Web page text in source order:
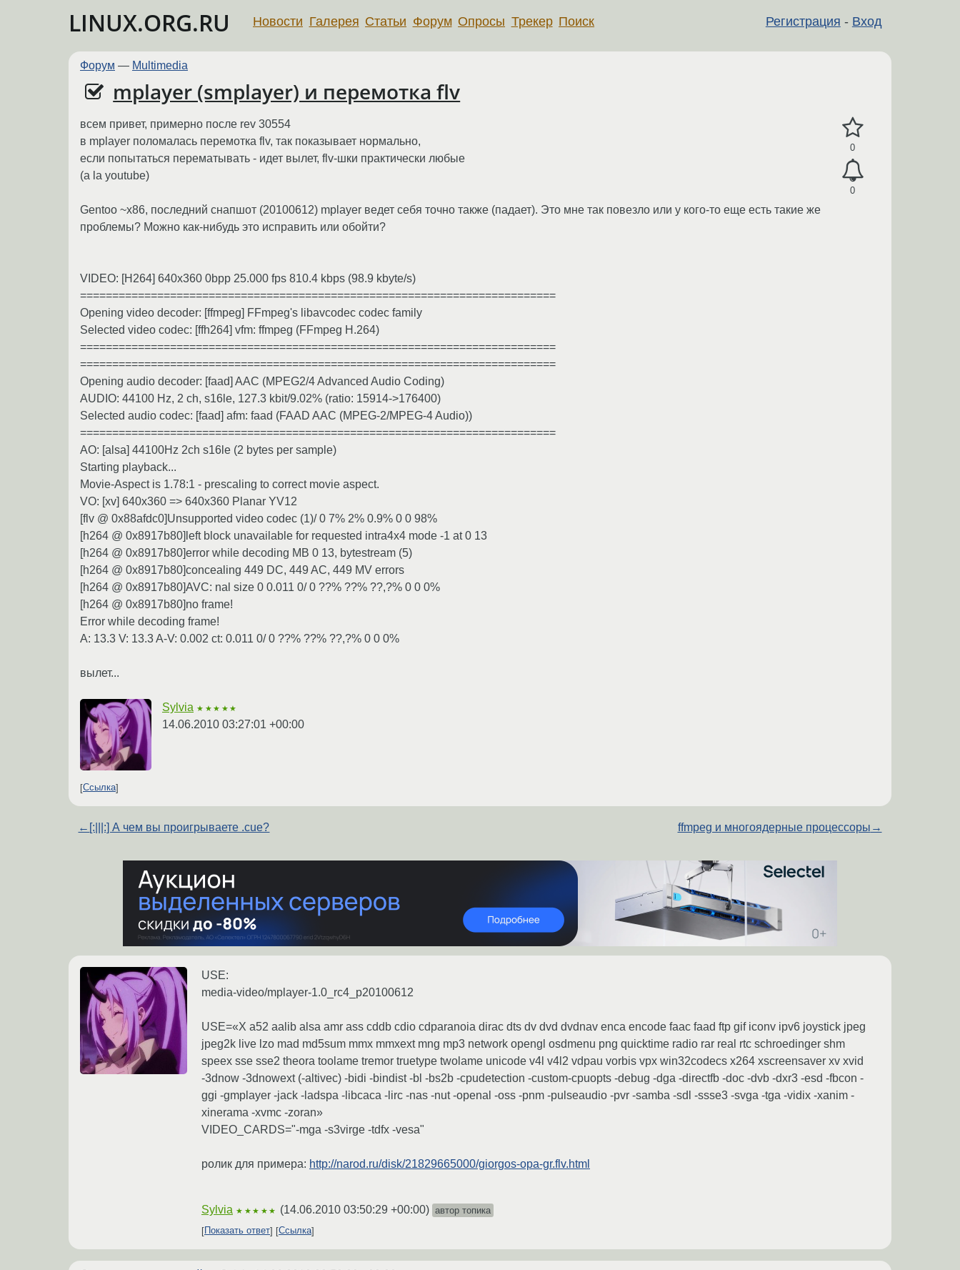
LINUX.ORG.RU Регистрация - Вход
Новости Галерея Статьи Форум Опросы Трекер Поиск
Форум — Multimedia
mplayer (smplayer) и перемотка flv
0
0
всем привет, примерно после rev 30554
в mplayer поломалась перемотка flv, так показывает нормально,
если попытаться перематывать - идет вылет, flv-шки практически любые
(a la youtube)
Gentoo ~x86, последний снапшот (20100612) mplayer ведет себя точно также (падает). Это мне так повезло или у кого-то еще есть такие же
проблемы? Можно как-нибудь это исправить или обойти?
VIDEO: [H264] 640x360 0bpp 25.000 fps 810.4 kbps (98.9 kbyte/s)
==========================================================================
Opening video decoder: [ffmpeg] FFmpeg's libavcodec codec family
Selected video codec: [ffh264] vfm: ffmpeg (FFmpeg H.264)
==========================================================================
==========================================================================
Opening audio decoder: [faad] AAC (MPEG2/4 Advanced Audio Coding)
AUDIO: 44100 Hz, 2 ch, s16le, 127.3 kbit/9.02% (ratio: 15914->176400)
Selected audio codec: [faad] afm: faad (FAAD AAC (MPEG-2/MPEG-4 Audio))
==========================================================================
AO: [alsa] 44100Hz 2ch s16le (2 bytes per sample)
Starting playback...
Movie-Aspect is 1.78:1 - prescaling to correct movie aspect.
VO: [xv] 640x360 => 640x360 Planar YV12
[flv @ 0x88afdc0]Unsupported video codec (1)/ 0 7% 2% 0.9% 0 0 98%
[h264 @ 0x8917b80]left block unavailable for requested intra4x4 mode -1 at 0 13
[h264 @ 0x8917b80]error while decoding MB 0 13, bytestream (5)
[h264 @ 0x8917b80]concealing 449 DC, 449 AC, 449 MV errors
[h264 @ 0x8917b80]AVC: nal size 0 0.011 0/ 0 ??% ??% ??,?% 0 0 0%
[h264 @ 0x8917b80]no frame!
Error while decoding frame!
A: 13.3 V: 13.3 A-V: 0.002 ct: 0.011 0/ 0 ??% ??% ??,?% 0 0 0%
вылет...
Sylvia ★★★★★
14.06.2010 03:27:01 +00:00
Ссылка
← [:|||:] А чем вы проигрываете .cue? ffmpeg и многоядерные процессоры →
USE:
media-video/mplayer-1.0_rc4_p20100612
USE=«X a52 aalib alsa amr ass cddb cdio cdparanoia dirac dts dv dvd dvdnav enca encode faac faad ftp gif iconv ipv6 joystick jpeg
jpeg2k live lzo mad md5sum mmx mmxext mng mp3 network opengl osdmenu png quicktime radio rar real rtc schroedinger shm
speex sse sse2 theora toolame tremor truetype twolame unicode v4l v4l2 vdpau vorbis vpx win32codecs x264 xscreensaver xv xvid
-3dnow -3dnowext (-altivec) -bidi -bindist -bl -bs2b -cpudetection -custom-cpuopts -debug -dga -directfb -doc -dvb -dxr3 -esd -fbcon -
ggi -gmplayer -jack -ladspa -libcaca -lirc -nas -nut -openal -oss -pnm -pulseaudio -pvr -samba -sdl -ssse3 -svga -tga -vidix -xanim -
xinerama -xvmc -zoran»
VIDEO_CARDS="-mga -s3virge -tdfx -vesa"
ролик для примера: http://narod.ru/disk/21829665000/giorgos-opa-gr.flv.html
Sylvia ★★★★★ (14.06.2010 03:50:29 +00:00) автор топика
Показать ответ
Ссылка